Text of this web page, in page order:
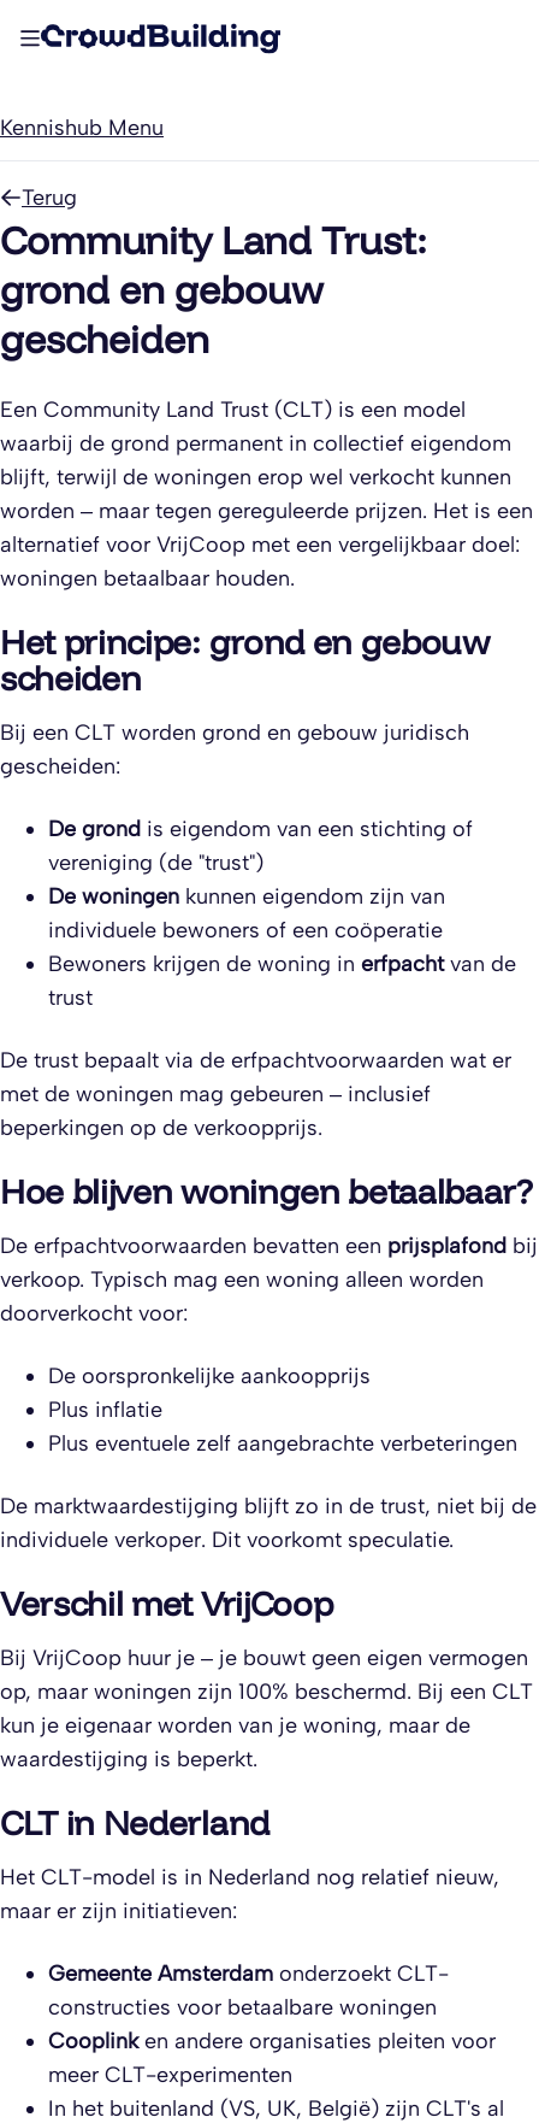
Kennishub Menu
Terug
Community Land Trust:
grond en gebouw
gescheiden
Een Community Land Trust (CLT) is een model
waarbij de grond permanent in collectief eigendom
blijft, terwijl de woningen erop wel verkocht kunnen
worden – maar tegen gereguleerde prijzen. Het is een
alternatief voor VrijCoop met een vergelijkbaar doel:
woningen betaalbaar houden.
Het principe: grond en gebouw
scheiden
Bij een CLT worden grond en gebouw juridisch
gescheiden:
De grond is eigendom van een stichting of
vereniging (de "trust")
De woningen kunnen eigendom zijn van
individuele bewoners of een coöperatie
Bewoners krijgen de woning in erfpachtvan de
trust
De trust bepaalt via de erfpachtvoorwaarden wat er
met de woningen mag gebeuren – inclusief
beperkingen op de verkoopprijs.
Hoe blijven woningen betaalbaar?
De erfpachtvoorwaarden bevatten een prijsplafond bij
verkoop. Typisch mag een woning alleen worden
doorverkocht voor:
De oorspronkelijke aankoopprijs
Plus inflatie
Plus eventuele zelf aangebrachte verbeteringen
De marktwaardestijging blijft zo in de trust, niet bij de
individuele verkoper. Dit voorkomt speculatie.
Verschil met VrijCoop
Bij VrijCoop huur je – je bouwt geen eigen vermogen
op, maar woningen zijn 100% beschermd. Bij een CLT
kun je eigenaar worden van je woning, maar de
waardestijging is beperkt.
CLT in Nederland
Het CLT-model is in Nederland nog relatief nieuw,
maar er zijn initiatieven:
Gemeente Amsterdam onderzoekt CLT-
constructies voor betaalbare woningen
Cooplinken andere organisaties pleiten voor
meer CLT-experimenten
In het buitenland (VS, UK, België) zijn CLT's al